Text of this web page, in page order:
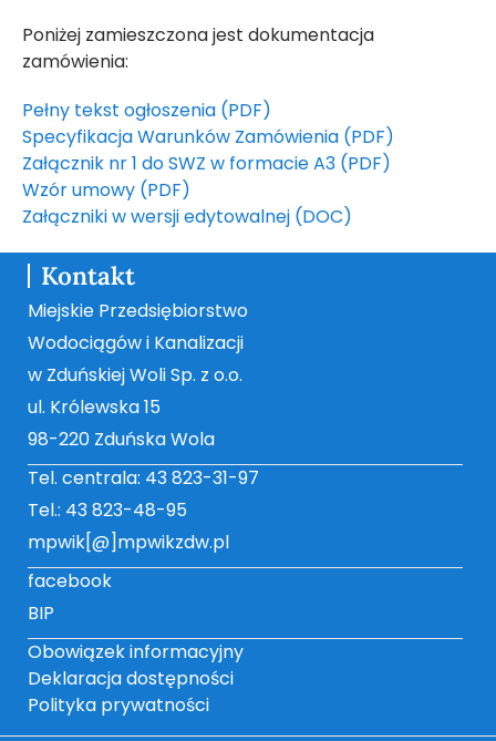
Poniżej zamieszczona jest dokumentacja
zamówienia:
Pełny tekst ogłoszenia (PDF)
Specyfikacja Warunków Zamówienia (PDF)
Załącznik nr 1 do SWZ w formacie A3 (PDF)
Wzór umowy (PDF)
Załączniki w wersji edytowalnej (DOC)
Kontakt
Miejskie Przedsiębiorstwo
Wodociągów i Kanalizacji
w Zduńskiej Woli Sp. z o.o.
ul. Królewska 15
98-220 Zduńska Wola
Tel. centrala: 43 823-31-97
Tel.: 43 823-48-95
mpwik[@]mpwikzdw.pl
facebook
BIP
Obowiązek informacyjny
Deklaracja dostępności
Polityka prywatności